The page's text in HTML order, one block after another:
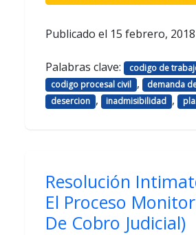
Publicado el 15 febrero, 2018
Palabras clave: codigo de
codigo procesal civil , demanda
desercion , inadmisibilidad ,
Resolución
El Proceso
De Cobro Judicial)